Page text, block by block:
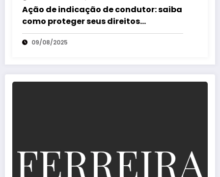
Ação de indicação de condutor: saiba
como proteger seus direitos
rapidamente
09/08/2025